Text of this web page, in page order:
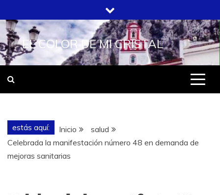
al
contenido
EL COLOR DE MI CRISTAL
estás aquí: Inicio
salud
Celebrada la manifestación número 48 en demanda de
mejoras sanitarias